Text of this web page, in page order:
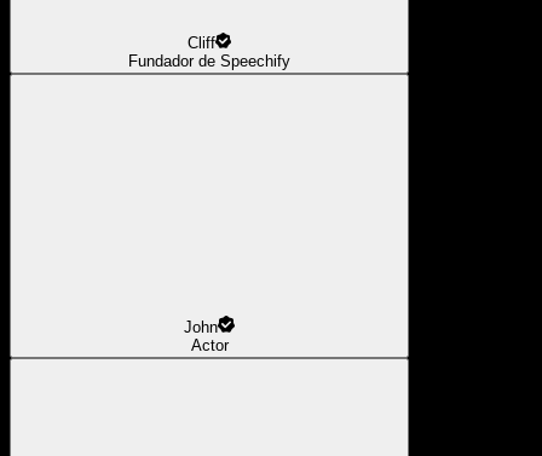
Cliff
Fundador de Speechify
John
Actor